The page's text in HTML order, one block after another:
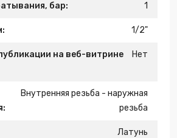
бар: 1
1/2"
на веб-витрине
Нет
Внутренняя резьба - наружная
резьба
Латунь